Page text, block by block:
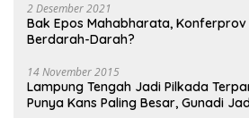
2 Desember 2021
Bak Epos Mahabharata, Konferprov
Berdarah-Darah?
14 November 2015
Lampung Tengah Jadi Pilkada
Punya Kans Paling Besar, Gunadi